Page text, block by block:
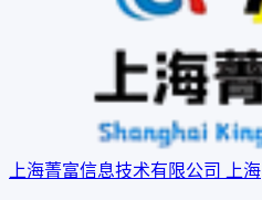
上海菁富信息技术有限公司 上海